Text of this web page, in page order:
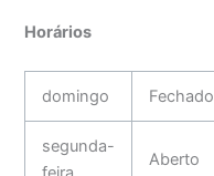
Horários
domingo Fechado
segunda-
Aberto